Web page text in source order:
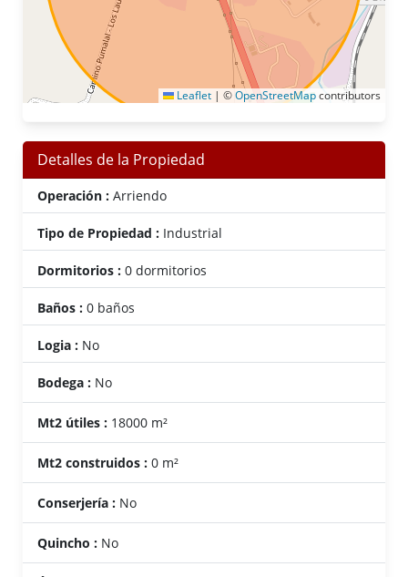
Leaflet | ©OpenStreetMapcontributors
Detalles de la Propiedad
Operación : Arriendo
Tipo de Propiedad : Industrial
Dormitorios : 0 dormitorios
Baños : 0 baños
Logia : No
Bodega : No
Mt2 útiles : 18000 m²
Mt2 construidos : 0 m²
Conserjería : No
Quincho : No